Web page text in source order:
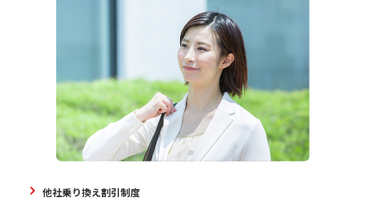
他社乗り換え割引制度